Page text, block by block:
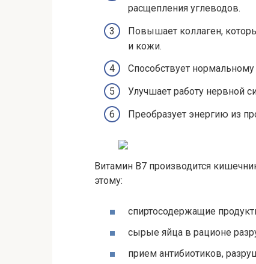
расщепления углеводов.
Повышает коллаген,
и кожи.
Способствует
Улучшает работу нервной
Преобразует энергию из
Витамин В7 производится
этому:
спиртосодержащие
сырые яйца в рационе
прием антибиотиков,